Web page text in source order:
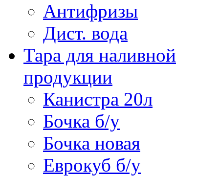
Антифризы
Дист. вода
Тара для наливной
продукции
Канистра 20л
Бочка б/у
Бочка новая
Еврокуб б/у